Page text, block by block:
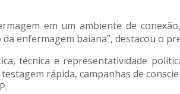
em um ambiente de
enfermagem baiana”, destacou o
técnica e representatividade
rápida, campanhas de